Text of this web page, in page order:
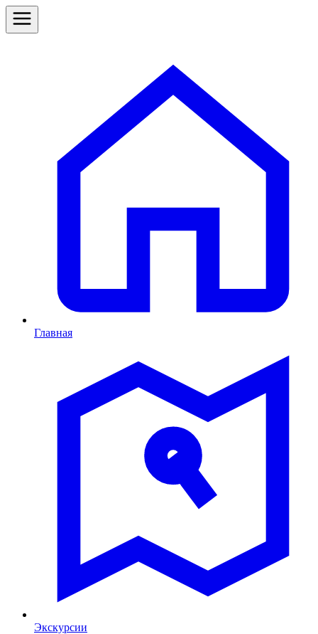
Главная
Экскурсии